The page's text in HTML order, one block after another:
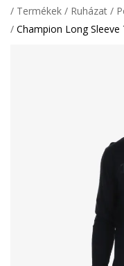
Termékek
Ruházat
Champion Long Sleeve